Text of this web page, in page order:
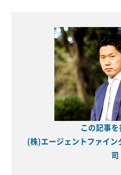
この記事
(株)エージェントファイ
司